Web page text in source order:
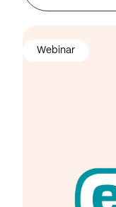
Webinar